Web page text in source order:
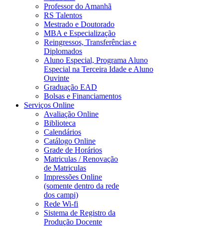
Professor do Amanhã
RS Talentos
Mestrado e Doutorado
MBA e Especialização
Reingressos, Transferências e
Diplomados
Aluno Especial, Programa Aluno
Especial na Terceira Idade e Aluno
Ouvinte
Graduação EAD
Bolsas e Financiamentos
Serviços Online
Avaliação Online
Biblioteca
Calendários
Catálogo Online
Grade de Horários
Matriculas / Renovação
de Matriculas
Impressões Online
(somente dentro da rede
dos campi)
Rede Wi-fi
Sistema de Registro da
Produção Docente